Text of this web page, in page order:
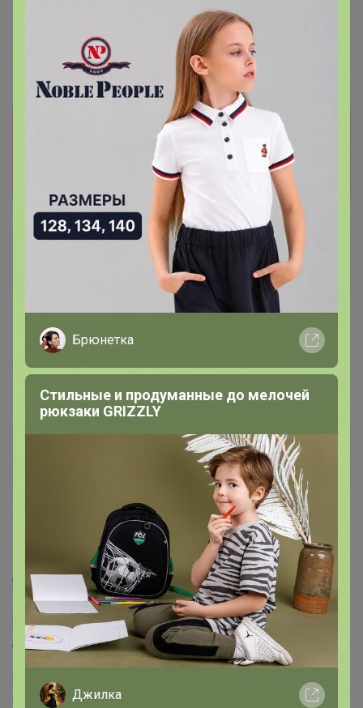
Пижама комплект
2 505р
-14%
2 916р
Джинсы
Информация о заказах доступна
лишь членам клуба
Елена1104
Великий магистр
13 января, 2022 18:52
Здравствуйте. После оплаты статус заказа изменился
на забронировано. Можно узнать причину?
Золотой организатор
13 января, 2022 20:13
, Здраствуйте, пожалуйста прочитайте
условия закупки, чтобы не было сюрпризом что либо:
‌2. ВЫКУПЫ КАЖДЫЙ БУДНИЙ ДЕНЬ, обычно утром и
днем включаем - вечером выкупаем оплаченное.
После выкупа ставлю статус "забронировано" не
обращайте на него внимания это нужно мне чтобы не
запутаться.
Брюнетка
Стильные и продуманные до мелочей
рюкзаки GRIZZLY
Джилка